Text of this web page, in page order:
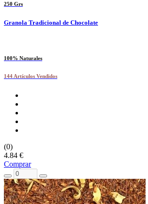
250 Grs
Granola Tradicional de Chocolate
100% Naturales
144 Artículos Vendidos
(0)
4.84 €
Comprar